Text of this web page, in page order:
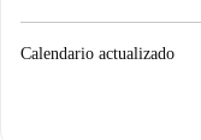
Calendario actualizado